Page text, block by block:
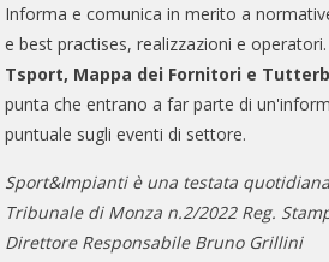
Informa e comunica in merito a
e best practises, realizzazioni e operatori.
Tsport, Mappa dei Fornitori e
punta che entrano a far parte di
puntuale sugli eventi di settore.
Sport&Impianti è una testata
Tribunale di Monza n.2/2022 Reg.
Direttore Responsabile Bruno Grillini